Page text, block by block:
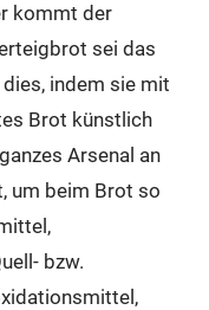
kommt der
sei das
indem sie mit
Brot künstlich
Arsenal an
um beim Brot so
bzw.